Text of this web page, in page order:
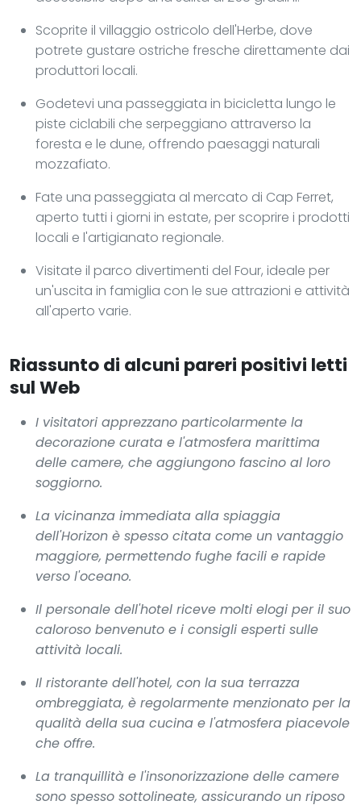
Scoprite il villaggio ostricolo dell'Herbe, dove
potrete gustare ostriche fresche direttamente dai
produttori locali.
Godetevi una passeggiata in bicicletta lungo le
piste ciclabili che serpeggiano attraverso la
foresta e le dune, offrendo paesaggi naturali
mozzafiato.
Fate una passeggiata al mercato di Cap Ferret,
aperto tutti i giorni in estate, per scoprire i prodotti
locali e l'artigianato regionale.
Visitate il parco divertimenti del Four, ideale per
un'uscita in famiglia con le sue attrazioni e attività
all'aperto varie.
Riassunto di alcuni pareri positivi letti
sul Web
I visitatori apprezzano particolarmente la
decorazione curata e l'atmosfera marittima
delle camere, che aggiungono fascino al loro
soggiorno.
La vicinanza immediata alla spiaggia
dell'Horizon è spesso citata come un vantaggio
maggiore, permettendo fughe facili e rapide
verso l'oceano.
Il personale dell'hotel riceve molti elogi per il suo
caloroso benvenuto e i consigli esperti sulle
attività locali.
Il ristorante dell'hotel, con la sua terrazza
ombreggiata, è regolarmente menzionato per la
qualità della sua cucina e l'atmosfera piacevole
che offre.
La tranquillità e l'insonorizzazione delle camere
sono spesso sottolineate, assicurando un riposo